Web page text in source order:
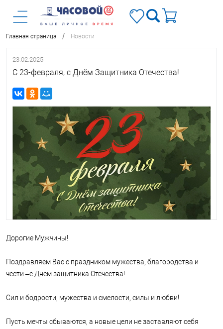
Главная страница / Новости
23.02.2025
С 23-февраля, с Днём Защитника Отечества!
Дорогие Мужчины!
Поздравляем Вас с праздником мужества, благородства и
чести –с Днём защитника Отечества!
Сил и бодрости, мужества и смелости, силы и любви!
Пусть мечты сбываются, а новые цели не заставляют себя